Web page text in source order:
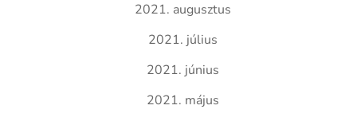
2021. augusztus
2021. július
2021. június
2021. május